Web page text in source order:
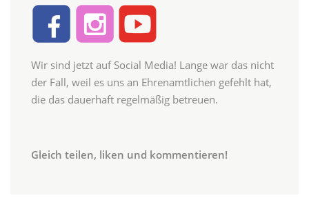
Wir sind jetzt auf Social Media! Lange war das nicht
der Fall, weil es uns an Ehrenamtlichen gefehlt hat,
die das dauerhaft regelmäßig betreuen.
Gleich teilen, liken und kommentieren!